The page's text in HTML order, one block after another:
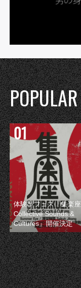
POPULAR
体験型フェス『集楽座
Collective Sounds &
Cultures』開催決定